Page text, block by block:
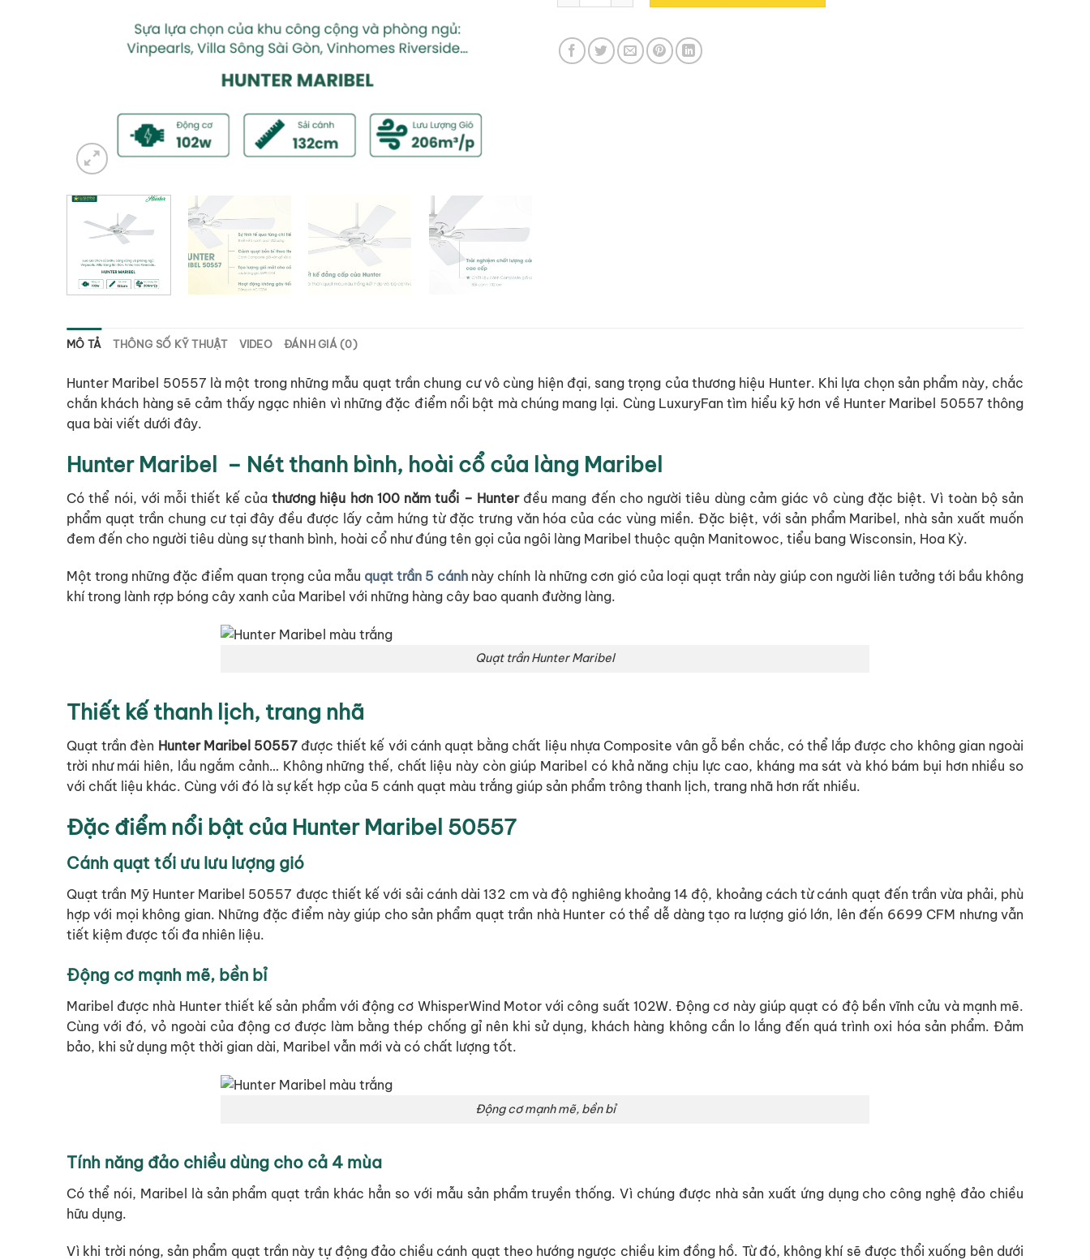
MÔ TẢ THÔNG SỐ KỸ THUẬT VIDEO ĐÁNH GIÁ (0)
Hunter Maribel 50557 là một trong những mẫu quạt trần chung cư vô cùng hiện đại, sang trọng của thương hiệu Hunter. Khi lựa chọn sản phẩm này, chắc
chắn khách hàng sẽ cảm thấy ngạc nhiên vì những đặc điểm nổi bật mà chúng mang lại. Cùng LuxuryFan tìm hiểu kỹ hơn về Hunter Maribel 50557 thông
qua bài viết dưới đây.
Hunter Maribel – Nét thanh bình, hoài cổ của làng Maribel
Có thể nói, với mỗi thiết kế của thương hiệu hơn 100 năm tuổi – Hunterđều mang đến cho người tiêu dùng cảm giác vô cùng đặc biệt. Vì toàn bộ sản
phẩm quạt trần chung cư tại đây đều được lấy cảm hứng từ đặc trưng văn hóa của các vùng miền. Đặc biệt, với sản phẩm Maribel, nhà sản xuất muốn
đem đến cho người tiêu dùng sự thanh bình, hoài cổ như đúng tên gọi của ngôi làng Maribel thuộc quận Manitowoc, tiểu bang Wisconsin, Hoa Kỳ.
Một trong những đặc điểm quan trọng của mẫu quạt trần 5 cánh này chính là những cơn gió của loại quạt trần này giúp con người liên tưởng tới bầu không
khí trong lành rợp bóng cây xanh của Maribel với những hàng cây bao quanh đường làng.
Quạt trần Hunter Maribel
Thiết kế thanh lịch, trang nhã
Quạt trần đèn Hunter Maribel 50557 được thiết kế với cánh quạt bằng chất liệu nhựa Composite vân gỗ bền chắc, có thể lắp được cho không gian ngoài
trời như mái hiên, lầu ngắm cảnh… Không những thế, chất liệu này còn giúp Maribel có khả năng chịu lực cao, kháng ma sát và khó bám bụi hơn nhiều so
với chất liệu khác. Cùng với đó là sự kết hợp của 5 cánh quạt màu trắng giúp sản phẩm trông thanh lịch, trang nhã hơn rất nhiều.
Đặc điểm nổi bật của Hunter Maribel 50557
Cánh quạt tối ưu lưu lượng gió
Quạt trần Mỹ Hunter Maribel 50557 được thiết kế với sải cánh dài 132 cm và độ nghiêng khoảng 14 độ, khoảng cách từ cánh quạt đến trần vừa phải, phù
hợp với mọi không gian. Những đặc điểm này giúp cho sản phẩm quạt trần nhà Hunter có thể dễ dàng tạo ra lượng gió lớn, lên đến 6699 CFM nhưng vẫn
tiết kiệm được tối đa nhiên liệu.
Động cơ mạnh mẽ, bền bỉ
Maribel được nhà Hunter thiết kế sản phẩm với động cơ WhisperWind Motor với công suất 102W. Động cơ này giúp quạt có độ bền vĩnh cửu và mạnh mẽ.
Cùng với đó, vỏ ngoài của động cơ được làm bằng thép chống gỉ nên khi sử dụng, khách hàng không cần lo lắng đến quá trình oxi hóa sản phẩm. Đảm
bảo, khi sử dụng một thời gian dài, Maribel vẫn mới và có chất lượng tốt.
Động cơ mạnh mẽ, bền bỉ
Tính năng đảo chiều dùng cho cả 4 mùa
Có thể nói, Maribel là sản phẩm quạt trần khác hẳn so với mẫu sản phẩm truyền thống. Vì chúng được nhà sản xuất ứng dụng cho công nghệ đảo chiều
hữu dụng.
Vì khi trời nóng, sản phẩm quạt trần này tự động đảo chiều cánh quạt theo hướng ngược chiều kim đồng hồ. Từ đó, không khí sẽ được thổi xuống bên dưới